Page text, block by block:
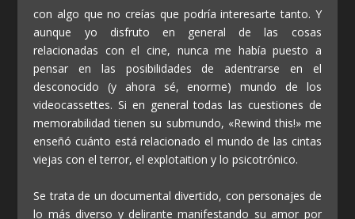
con algo que no creías que podría interesarte tanto. Y
aunque yo disfruto en general de las cosas
relacionadas con el cine, nunca me había puesto a
pensar en las posibilidades de adentrarse en el
desconocido (y ahora sé, enorme) mundo de los
videocassettes. Si en general todas las cuestiones de
memorabilidad tienen su submundo, «Rewind this!» me
enseñó cuánto está relacionado el mundo de las cintas
viejas con el terror, el explotaition y lo psicotrónico.
Se trata de un documental divertido, con personajes de
lo más diverso y delirante manifestando su amor por